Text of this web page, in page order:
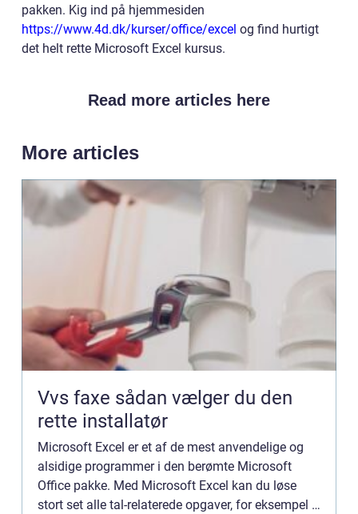
pakken. Kig ind på hjemmesiden
https://www.4d.dk/kurser/office/excel og find hurtigt
det helt rette Microsoft Excel kursus.
Read more articles here
More articles
Vvs faxe sådan vælger du den
rette installatør
Microsoft Excel er et af de mest anvendelige og
alsidige programmer i den berømte Microsoft
Office pakke. Med Microsoft Excel kan du løse
stort set alle tal-relaterede opgaver, for eksempel i